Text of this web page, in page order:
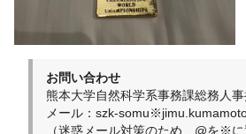
お問い合わせ
熊本大学自然科学系事務課総務人事
メール：szk-
（迷惑メール対策のため、@を※